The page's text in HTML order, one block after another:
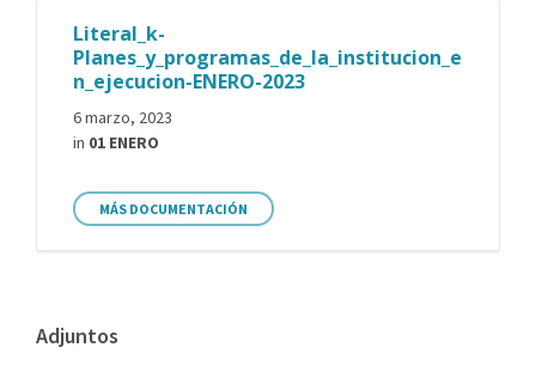
Literal_k-
Planes_y_programas_de_la_institucion_e
n_ejecucion-ENERO-2023
6 marzo, 2023
in 01 ENERO
MÁS DOCUMENTACIÓN
Adjuntos